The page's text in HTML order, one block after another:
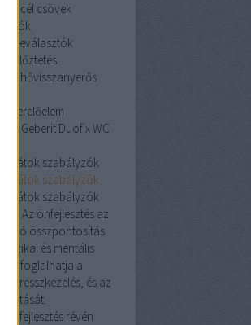
csövek
hővisszanyerős
szerelőelem
Geberit Duofix WC
szabályzók
szabályzók
szabályzók
Az önfejlesztés az
való összpontosítás
fizikai és mentális
foglalhatja a
stresszkezelés, és az
javítását.
önfejlesztés révén